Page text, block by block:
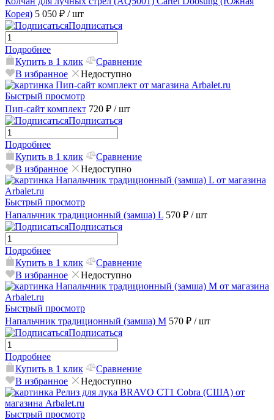
Корея) 5 050 ₽ / шт
Подписаться
Подробнее
Купить в 1 клик
Сравнение
В избранное
Недоступно
Быстрый просмотр
Пип-сайт комплект 720 ₽ / шт
Подписаться
Подробнее
Купить в 1 клик
Сравнение
В избранное
Недоступно
Быстрый просмотр
Напальчник традиционный (замша) L 570 ₽ / шт
Подписаться
Подробнее
Купить в 1 клик
Сравнение
В избранное
Недоступно
Быстрый просмотр
Напальчник традиционный (замша) M 570 ₽ / шт
Подписаться
Подробнее
Купить в 1 клик
Сравнение
В избранное
Недоступно
Быстрый просмотр